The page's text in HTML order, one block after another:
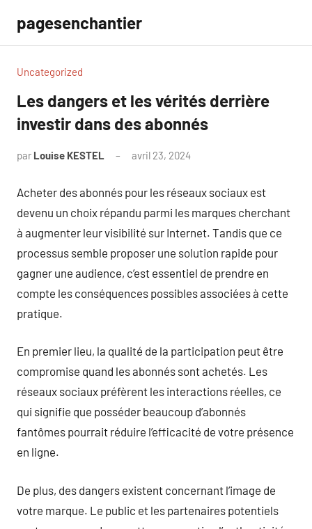
contenu
pagesenchantier
Uncategorized
Les dangers et les vérités derrière
investir dans des abonnés
par Louise KESTEL avril 23, 2024
Acheter des abonnés pour les réseaux sociaux est
devenu un choix répandu parmi les marques cherchant
à augmenter leur visibilité sur Internet. Tandis que ce
processus semble proposer une solution rapide pour
gagner une audience, c’est essentiel de prendre en
compte les conséquences possibles associées à cette
pratique.
En premier lieu, la qualité de la participation peut être
compromise quand les abonnés sont achetés. Les
réseaux sociaux préfèrent les interactions réelles, ce
qui signifie que posséder beaucoup d’abonnés
fantômes pourrait réduire l’efficacité de votre présence
en ligne.
De plus, des dangers existent concernant l’image de
votre marque. Le public et les partenaires potentiels